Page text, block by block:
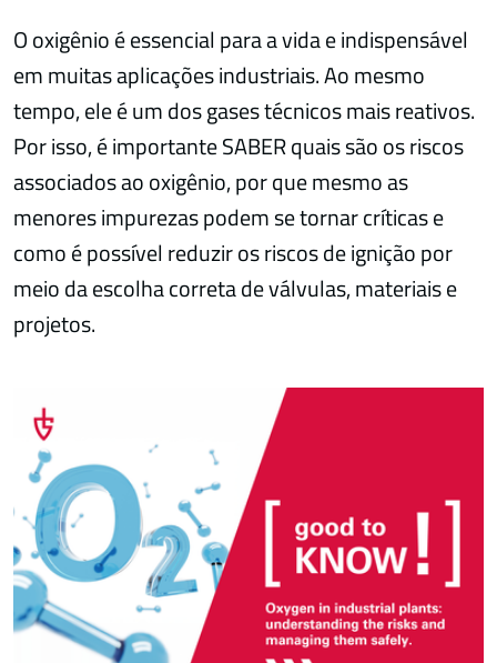
O oxigênio é essencial para a vida e indispensável
em muitas aplicações industriais. Ao mesmo
tempo, ele é um dos gases técnicos mais reativos.
Por isso, é importante SABER quais são os riscos
associados ao oxigênio, por que mesmo as
menores impurezas podem se tornar críticas e
como é possível reduzir os riscos de ignição por
meio da escolha correta de válvulas, materiais e
projetos.